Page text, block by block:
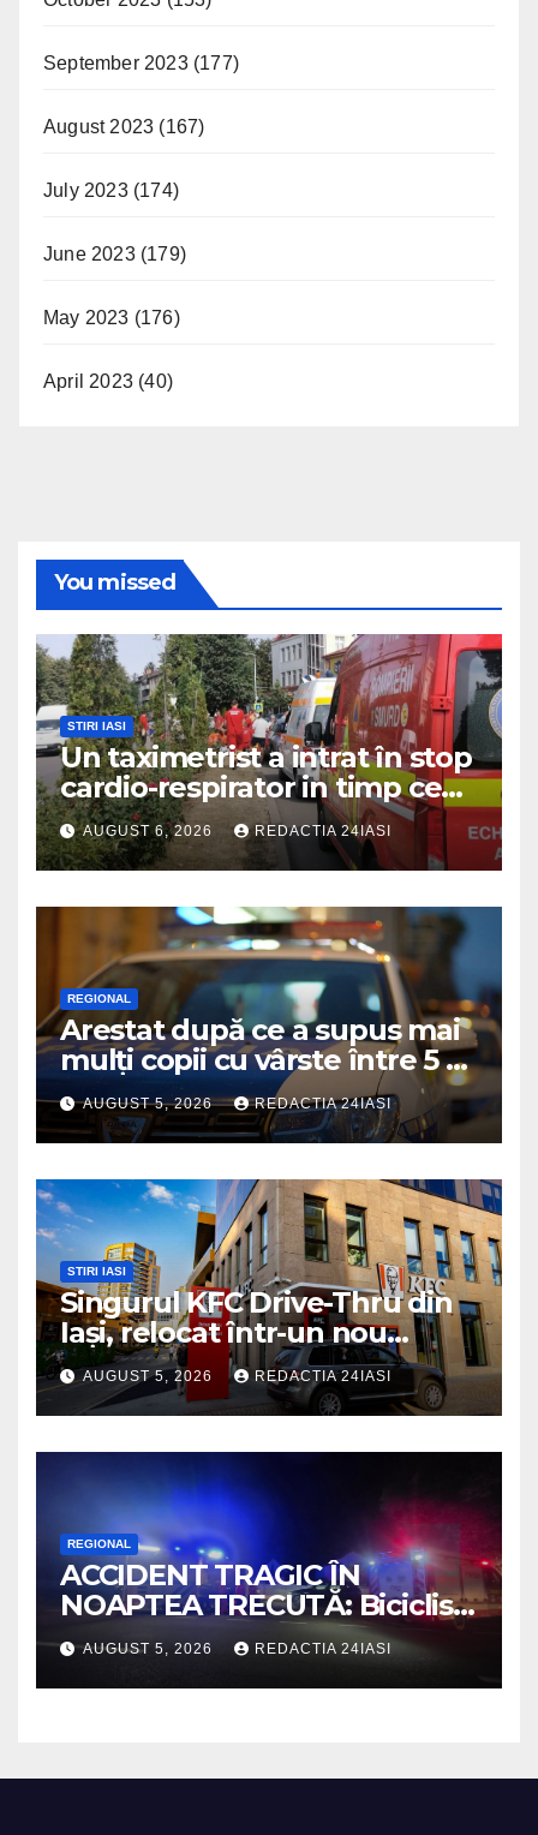
September 2023(177)
August 2023 (167)
July 2023(174)
June 2023(179)
May 2023 (176)
April 2023 (40)
You missed
STIRI IASI
Un taximetrist a intrat în stop
cardio-respirator in timp ce
se afla la volan
AUGUST 6, 2026 REDACTIA 24IASI
REGIONAL
Arestat după ce a supus mai
mulți copii cu vârste între 5 și
16 ani unor orori de
neimaginat
AUGUST 5, 2026 REDACTIA 24IASI
STIRI IASI
Singurul KFC Drive-Thru din
Iași, relocat într-un nou
spaţiu din Palas, cu peste 400
mp la interior și servicii
disponibile non-stop
AUGUST 5, 2026 REDACTIA 24IASI
REGIONAL
ACCIDENT TRAGIC ÎN
NOAPTEA TRECUTĂ: Biciclist
de 60 de ani, spulberat de o
dubiță
AUGUST 5, 2026 REDACTIA 24IASI